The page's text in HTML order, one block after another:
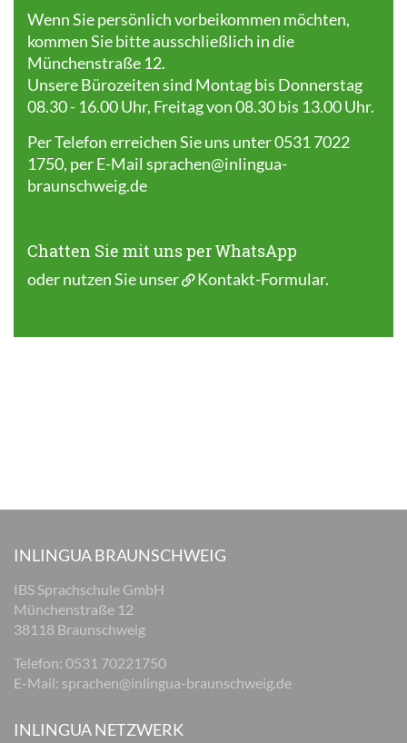
Wenn Sie persönlich vorbeikommen möchten,
kommen Sie bitte ausschließlich in die
Münchenstraße 12.
Unsere Bürozeiten sind Montag bis Donnerstag
08.30 - 16.00 Uhr, Freitag von 08.30 bis 13.00 Uhr.
Per Telefon erreichen Sie uns unter 0531 7022
1750, per E-Mail sprachen@inlingua-
braunschweig.de
Chatten Sie mit uns per WhatsApp
oder nutzen Sie unser Kontakt-Formular.
INLINGUA BRAUNSCHWEIG
IBS Sprachschule GmbH
Münchenstraße 12
38118 Braunschweig
Telefon: 0531 70221750
E-Mail: sprachen@inlingua-braunschweig.de
INLINGUA NETZWERK